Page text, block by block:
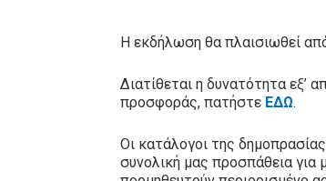
Η εκδήλωση θα πλαισιωθεί
Διατίθεται η δυνατότητα
προσφοράς, πατήστε ΕΔΩ.
Οι κατάλογοι της
συνολική μας προσπάθεια